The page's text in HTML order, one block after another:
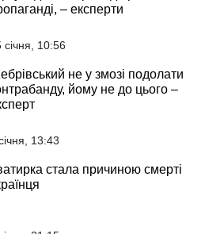
– експерти
січня, 10:56
не у змозі подолати
йому не до цього –
13:43
стала причиною смерті